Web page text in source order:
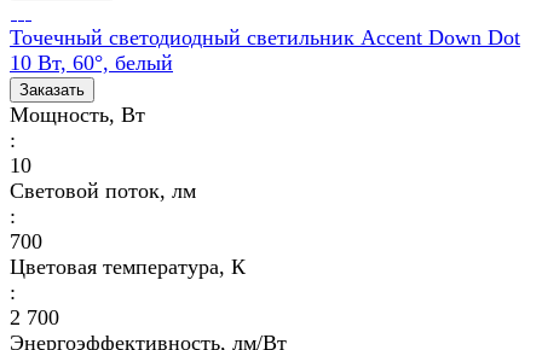
Точечный светодиодный светильник Accent Down Dot
10 Вт, 60°, белый
Заказать
Мощность, Вт
:
10
Световой поток, лм
:
700
Цветовая температура, К
:
2 700
Энергоэффективность, лм/Вт